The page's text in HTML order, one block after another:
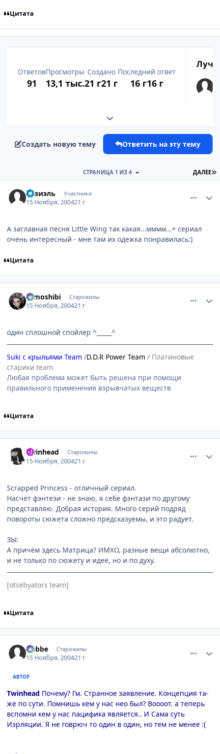
Цитата
Ответов
91
Просмотры
13,1 тыс.
Создано
21 г21 г
Последний ответ
16 г16 г
Развернуть обзор темы
Создать новую тему Ответить на эту тему
ДАЛЕЕ
СТРАНИЦА 1 ИЗ 4
Разиэль Участники
15 Ноября, 200421 г
А заглавная песня Little Wing так какая...мммм...+ сериал
очень интересный - мне там их одежка понравилась:)
Цитата
tomoshibi Старожилы
15 Ноября, 200421 г
один сплошной спойлер ^_____^
Suki с крыльями Team /D.D.R Power Team / Платиновые
старики team
Любая проблема может быть решена при помощи
правильного применения взрывчатых веществ
Цитата
Twinhead Старожилы
15 Ноября, 200421 г
Scrapped Princess - отличный сериал.
Насчёт фэнтези - не знаю, я себе фэнтази по другому
представляю. Добрая история. Много серий подряд
повороты сюжета сложно предсказуемы, и это радует.
ЗЫ:
А причём здесь Матрица? ИМХО, разные вещи абсолютно,
и не только по сюжету и идее, но и по духу.
[otsebyators team]
Цитата
Nabbe Старожилы
15 Ноября, 200421 г
АВТОР
Twinhead Почему? Гм. Странное заявление. Концепция та-
же по сути. Помнишь кем у нас нео был? Воооот. а теперь
вспомни кем у нас пацифика является.. И Сама суть
Изрляции. Я не говрюч то один в один, но тем не менее :(